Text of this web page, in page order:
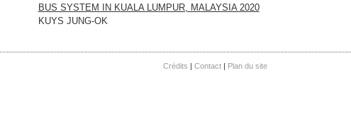
BUS SYSTEM IN KUALA LUMPUR, MALAYSIA 2020
KUYS JUNG-OK
Crédits Contact Plan du site